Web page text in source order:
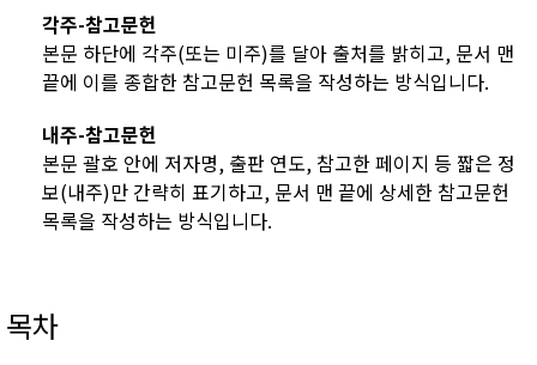
각주-참고문헌
본문 하단에 각주(또는 미주)를 달아 출처를 밝히고, 문서 맨
끝에 이를 종합한 참고문헌 목록을 작성하는 방식입니다.
내주-참고문헌
본문 괄호 안에 저자명, 출판 연도, 참고한 페이지 등 짧은 정
보(내주)만 간략히 표기하고, 문서 맨 끝에 상세한 참고문헌
목록을 작성하는 방식입니다.
목차